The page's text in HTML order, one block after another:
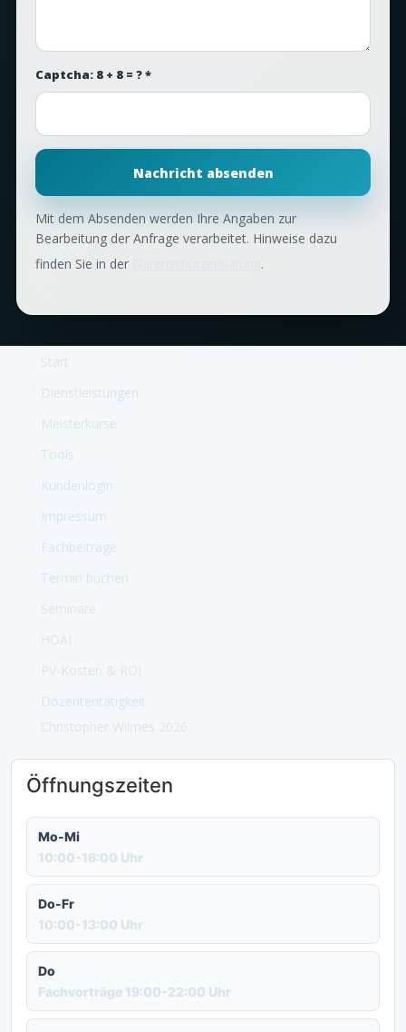
Captcha: 8 + 8 = ? *
Nachricht absenden
Mit dem Absenden werden Ihre Angaben zur
Bearbeitung der Anfrage verarbeitet. Hinweise dazu
finden Sie in der
.
Start
Dienstleistungen
Meisterkurse
Tools
Kundenlogin
Impressum
Fachbeiträge
Termin buchen
Seminare
HOAI
PV-Kosten & ROI
Dozententätigkeit
Christopher Wilmes 2026
Öffnungszeiten
Mo-Mi
10:00-16:00 Uhr
Do-Fr
10:00-13:00 Uhr
Do
Fachvorträge 19:00-22:00 Uhr